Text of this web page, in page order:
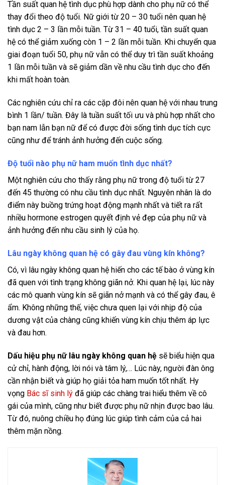
Tần suất quan hệ tình dục phù hợp dành cho phụ nữ có thể
thay đổi theo độ tuổi. Nữ giới từ 20 – 30 tuổi nên quan hệ
tình dục 2 – 3 lần mỗi tuần. Từ 31 – 40 tuổi, tần suất quan
hệ có thể giảm xuống còn 1 – 2 lần mỗi tuần. Khi chuyển qua
giai đoạn tuổi 50, phụ nữ vẫn có thể duy trì tần suất khoảng
1 lần mỗi tuần và sẽ giảm dần về nhu cầu tình dục cho đến
khi mất hoàn toàn.
Các nghiên cứu chỉ ra các cặp đôi nên quan hệ với nhau trung
bình 1 lần/ tuần. Đây là tuần suất tối ưu và phù hợp nhất cho
bạn nam lẫn bạn nữ để có được đời sống tình dục tích cực
cũng như để tránh ảnh hưởng đến cuộc sống.
Độ tuổi nào phụ nữ ham muốn tình dục nhất?
Một nghiên cứu cho thấy rằng phụ nữ trong độ tuổi từ 27
đến 45 thường có nhu cầu tình dục nhất. Nguyên nhân là do
điểm này buồng trứng hoạt động mạnh nhất và tiết ra rất
nhiều hormone estrogen quyết định vẻ đẹp của phụ nữ và
ảnh hưởng đến nhu cầu sinh lý của họ.
Lâu ngày không quan hệ có gây đau vùng kín không?
Có, vì lâu ngày không quan hệ hiến cho các tế bào ở vùng kín
đã quen với tình trạng không giãn nở. Khi quan hệ lại, lúc này
các mô quanh vùng kín sẽ giãn nở mạnh và có thể gây đau, ê
ẩm. Không những thế, việc chưa quen lại với nhịp độ của
dương vật của chàng cũng khiến vùng kín chịu thêm áp lực
và đau hơn.
Dấu hiệu phụ nữ lâu ngày không quan hệ sẽ biểu hiện qua
cử chỉ, hành động, lời nói và tâm lý,… Lúc này, người đàn ông
cần nhận biết và giúp họ giải tỏa ham muốn tốt nhất. Hy
vọng Bác sĩ sinh lý đã giúp các chàng trai hiểu thêm về cô
gái của mình, cũng như biết được phụ nữ nhịn được bao lâu.
Từ đó, nuông chiều họ đúng lúc giúp tình cảm của cả hai
thêm mặn nồng.